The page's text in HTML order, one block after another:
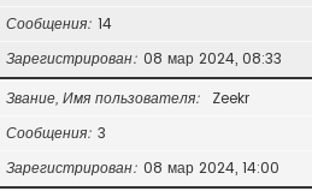
Сообщения 14
Зарегистрирован 08 мар 2024, 08:33
Звание, Имя пользователя
Zeekr
Сообщения 3
Зарегистрирован 08 мар 2024, 14:00